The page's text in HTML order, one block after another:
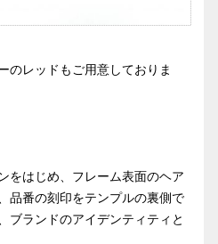
のレッドもご用意しておりま
をはじめ、フレーム表面のヘア
品番の刻印をテンプルの裏側で
ブランドのアイデンティティと